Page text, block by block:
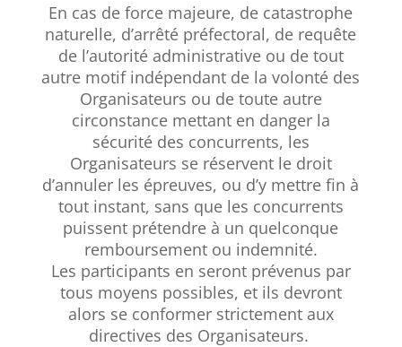
En cas de force majeure, de catastrophe
naturelle, d’arrêté préfectoral, de requête
de l’autorité administrative ou de tout
autre motif indépendant de la volonté des
Organisateurs ou de toute autre
circonstance mettant en danger la
sécurité des concurrents, les
Organisateurs se réservent le droit
d’annuler les épreuves, ou d’y mettre fin à
tout instant, sans que les concurrents
puissent prétendre à un quelconque
remboursement ou indemnité.
Les participants en seront prévenus par
tous moyens possibles, et ils devront
alors se conformer strictement aux
directives des Organisateurs.